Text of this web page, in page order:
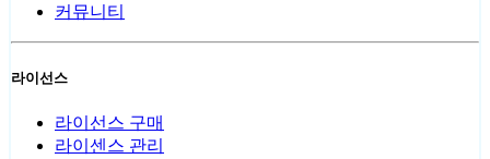
커뮤니티
라이선스
라이선스 구매
라이센스 관리